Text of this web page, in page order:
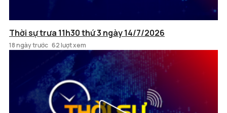
Thời sự trưa 11h30 thứ 3 ngày 14/7/2026
18 ngày trước 62 lượt xem